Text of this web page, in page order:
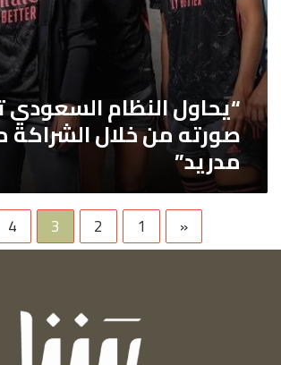
مدريد”
“يحاول النظام السعودي
صورته من خلال الشراكة
مدريد”
«
1
2
3
4